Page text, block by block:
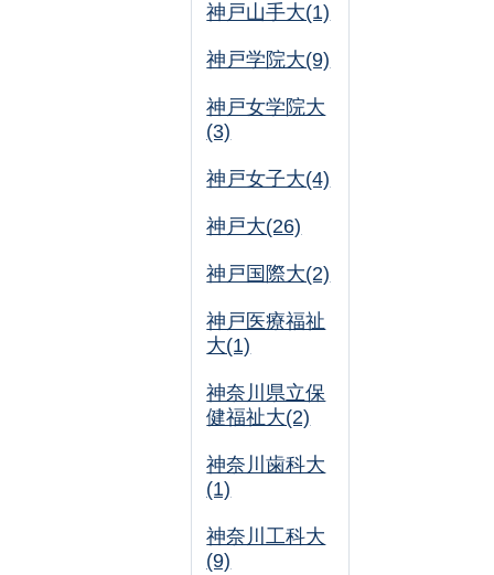
神戸山手大(1)
神戸学院大(9)
神戸女学院大
(3)
神戸女子大(4)
神戸大(26)
神戸国際大(2)
神戸医療福祉
大(1)
神奈川県立保
健福祉大(2)
神奈川歯科大
(1)
神奈川工科大
(9)